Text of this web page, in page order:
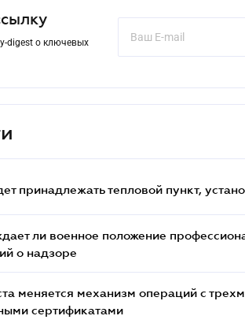
digest о ключевых
принадлежать тепловой пункт,
ли военное положение
о надзоре
меняется механизм операций с
сертификатами